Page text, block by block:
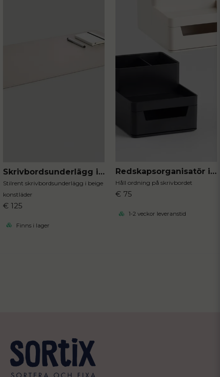
Skrivbordsunderlägg i konstläder
Stilrent skrivbordsunderlägg i beige
konstläder
€ 125
Finns i lager
Redskapsorganisatör i plast
Håll ordning på skrivbordet
€ 75
1-2 veckor leveranstid